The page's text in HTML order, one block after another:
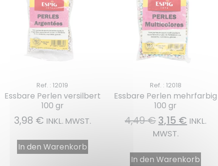
Ref. : 12019
Essbare Perlen versilbert
100 gr
3,98 € INKL. MWST.
In den Warenkorb
Ref. : 12018
Essbare Perlen mehrfarbig
100 gr
4,49€3,15 € INKL.
MWST.
In den Warenkorb